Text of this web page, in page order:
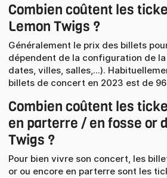
Combien coûtent les tickets pour The
Lemon Twigs ?
Généralement le prix des billets
dépendent de la configuration de
dates, villes, salles,...).
billets de concert en 2023 est de
Combien coûtent les tickets en fosse /
en parterre / en fosse or
Twigs ?
Pour bien vivre son concert, les
or ou encore en parterre sont les